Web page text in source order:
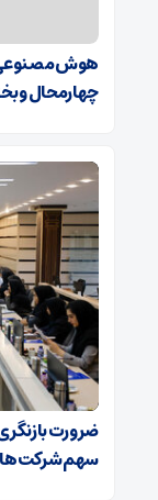
هوش مصنوعی
چهارمحال و
ضرورت
سهم